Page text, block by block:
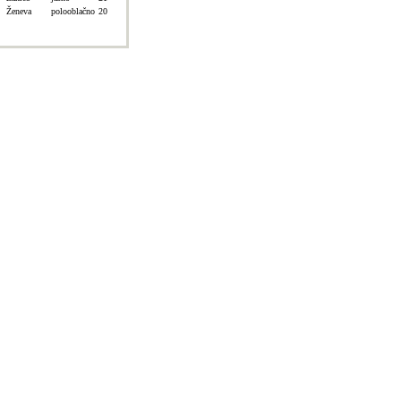
Ženeva
polooblačno 20